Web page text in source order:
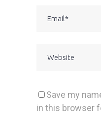
Save my
in this browser